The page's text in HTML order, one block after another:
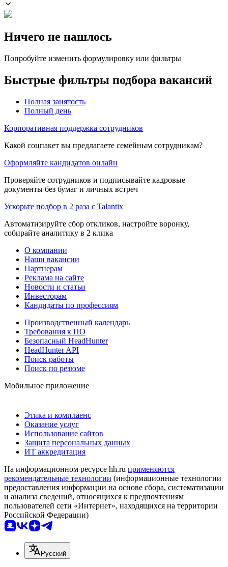
Ничего не нашлось
Попробуйте изменить формулировку или фильтры
Быстрые фильтры подбора вакансий
Полная занятость
Полный день
Корпоративная поддержка сотрудников
Какой соцпакет вы предлагаете семейным сотрудникам?
Оформляйте кандидатов онлайн
Проверяйте сотрудников и подписывайте кадровые
документы без бумаг и личных встреч
Ускорьте подбор в 2 раза с Talantix
Автоматизируйте сбор откликов, настройте воронку,
собирайте аналитику в 2 клика
О компании
Наши вакансии
Партнерам
Реклама на сайте
Новости и статьи
Инвесторам
Кандидаты по профессиям
Производственный календарь
Требования к ПО
Безопасный HeadHunter
HeadHunter API
Поиск работы
Поиск по резюме
Мобильное приложение
Этика и комплаенс
Оказание услуг
Использование сайтов
Защита персональных данных
ИТ аккредитация
На информационном ресурсе hh.ru применяются
рекомендательные технологии (информационные технологии
предоставления информации на основе сбора, систематизации
и анализа сведений, относящихся к предпочтениям
пользователей сети «Интернет», находящихся на территории
Российской Федерации)
Русский